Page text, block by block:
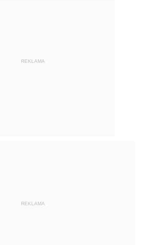
REKLAMA
REKLAMA